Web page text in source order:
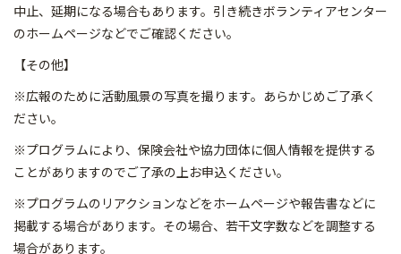
中止、延期になる場合もあります。引き続きボランティアセンター
のホームページなどでご確認ください。
【その他】
※広報のために活動風景の写真を撮ります。あらかじめご了承く
ださい。
※プログラムにより、保険会社や協力団体に個人情報を提供する
ことがありますのでご了承の上お申込ください。
※プログラムのリアクションなどをホームページや報告書などに
掲載する場合があります。その場合、若干文字数などを調整する
場合があります。